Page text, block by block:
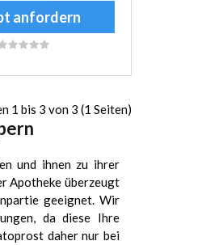
anfordern
1 bis 3 von 3 (1 Seiten)
und ihnen zu ihrer
Apotheke überzeugt
geeignet. Wir
da diese Ihre
daher nur bei